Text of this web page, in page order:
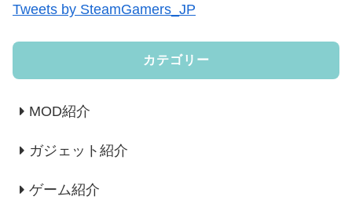
Tweets by SteamGamers_JP
カテゴリー
MOD紹介
ガジェット紹介
ゲーム紹介